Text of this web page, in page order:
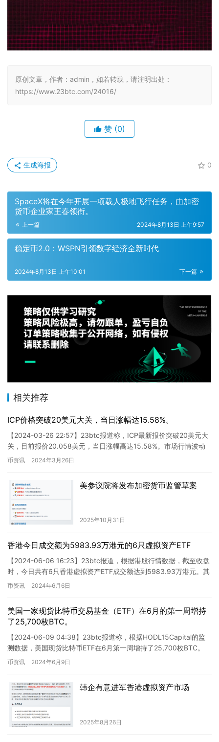
原创文章，作者：admin，如若转载，请注明出处：
https://www.23btc.com/24016/
赞 (0)
0
生成海报
SpaceX将在今年开展一项载人极地飞行任务，由加密
货币企业家王春领衔。
上一篇 2024年8月13日 上午9:57
稳定币2.0：WSPN引领数字经济全新时代
下一篇
2024年8月13日 上午10:01
相关推荐
ICP价格突破20美元大关，当日涨幅达15.58%。
【2024-03-26 22:57】23btc报道称，ICP最新报价突破20美元大
关，目前报价20.058美元，当日涨幅高达15.58%。市场行情波动
剧烈，投资者需谨慎对待，严控风…
币资讯 2024年3月26日
美参议院将发布加密货币监管草案
2025年10月31日
香港今日成交额为5983.93万港元的6只虚拟资产ETF
【2024-06-06 16:23】23btc报道，根据港股行情数据，截至收盘
时，今日共有6只香港虚拟资产ETF成交额达到5983.93万港元。其
中，华夏比特币ETF（3042.H…
币资讯 2024年6月6日
美国一家现货比特币交易基金（ETF）在6月的第一周增持
了25,700枚BTC。
【2024-06-09 04:38】23btc报道称，根据HODL15Capital的监
测数据，美国现货比特币ETF在6月第一周增持了25,700枚BTC。
这则新闻显示了美国现货…
币资讯 2024年6月9日
韩企有意进军香港虚拟资产市场
2025年8月26日